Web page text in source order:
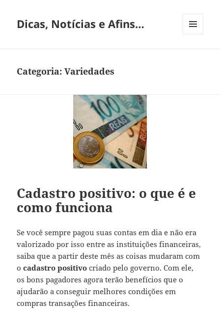
Dicas, Notícias e Afins…
Categoria:Variedades
Cadastro positivo: o que é e
como funciona
Se você sempre pagou suas contas em dia e não era
valorizado por isso entre as instituições financeiras,
saiba que a partir deste mês as coisas mudaram com
ocadastro positivo criado pelo governo. Com ele,
os bons pagadores agora terão benefícios que o
ajudarão a conseguir melhores condições em
compras transações financeiras.